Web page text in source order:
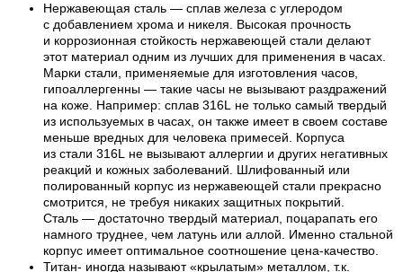
Нержавеющая сталь — сплав железа с углеродом
с добавлением хрома и никеля. Высокая прочность
и коррозионная стойкость нержавеющей стали делают
этот материал одним из лучших для применения в часах.
Марки стали, применяемые для изготовления часов,
гипоаллергенны — такие часы не вызывают раздражений
на коже. Например: сплав 316L не только самый твердый
из используемых в часах, он также имеет в своем составе
меньше вредных для человека примесей. Корпуса
из стали 316L не вызывают аллергии и других негативных
реакций и кожных заболеваний. Шлифованный или
полированный корпус из нержавеющей стали прекрасно
смотрится, не требуя никаких защитных покрытий.
Сталь — достаточно твердый материал, поцарапать его
намного труднее, чем латунь или аллой. Именно стальной
корпус имеет оптимальное соотношение цена-качество.
Титан- иногда называют «крылатым» металлом, т.к.